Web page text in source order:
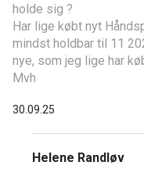
holde sig ?
Har lige købt nyt
mindst holdbar til 11
nye, som jeg lige har
Mvh
30.09.25
Helene Randløv